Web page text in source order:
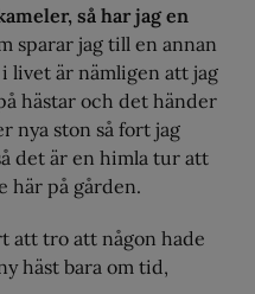
så har jag en
sparar jag till en annan
livet är nämligen att jag
hästar och det händer
nya ston så fort jag
det är en himla tur att
här på gården.
att tro att någon hade
häst bara om tid,